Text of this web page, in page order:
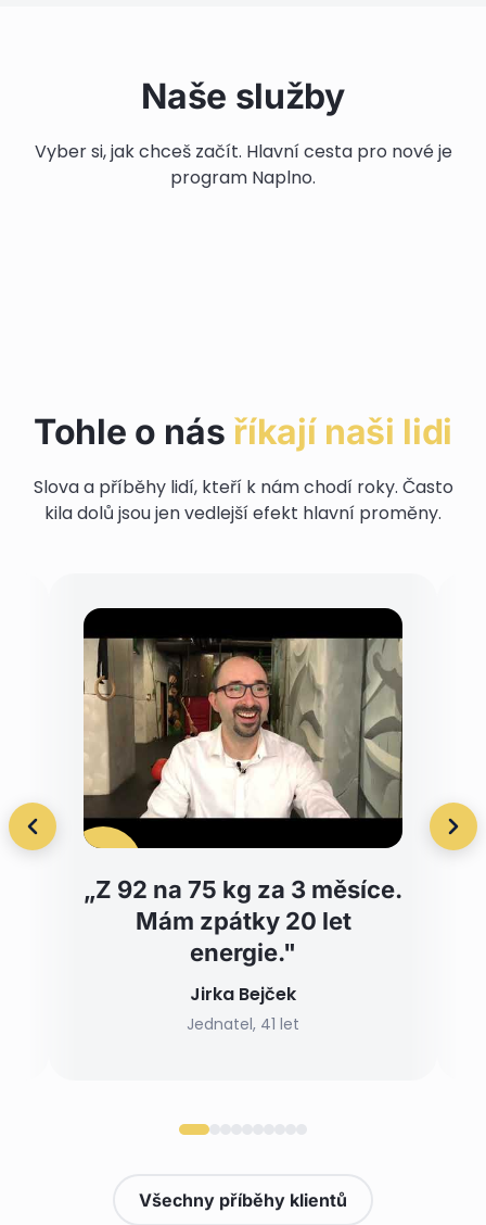
Naše služby
Vyber si, jak chceš začít. Hlavní cesta pro nové je
program Naplno.
specialistů
Více informací
Soukromá lekce
Hodina s osobním trenérem jen pro tebe
Vyzkoušej si nás bez závazků
Skupinové cvičení
Pro ty, kteří k nám chtějí chodit dlouhodobě
Výživa
Jídlo, které dává energii i požitek
Žádné dietní šílenosti
Tohle o nás říkají naši lidi
Slova a příběhy lidí, kteří k nám chodí roky. Často
kila dolů jsou jen vedlejší efekt hlavní proměny.
„Z 92 na 75 kg za 3 měsíce.
Mám zpátky 20 let
energie."
Jirka Bejček
Jednatel, 41 let
Všechny příběhy klientů